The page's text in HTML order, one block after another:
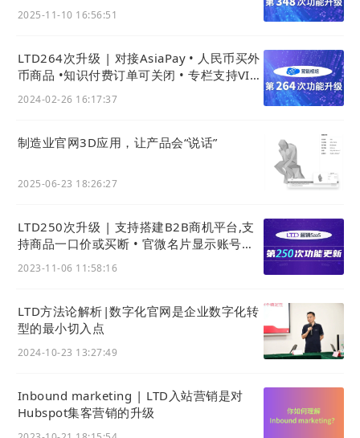
2025-11-10 16:56:51
LTD264次升级 | 对接AsiaPay • 人民币买外
币商品 •知识付费订单可关闭 • 专栏支持VIP
2024-02-26 16:17:37
制造业官网3D应用，让产品会“说话”
2025-06-23 18:26:27
LTD250次升级 | 支持搭建B2B商机平台,支
持商品一口价或买断 • 官微名片显示账号配
2023-11-06 11:58:16
LTD方法论解析|数字化官网是企业数字化转
型的最小切入点
2024-10-23 13:27:49
Inbound marketing | LTD入站营销是对
Hubspot集客营销的升级